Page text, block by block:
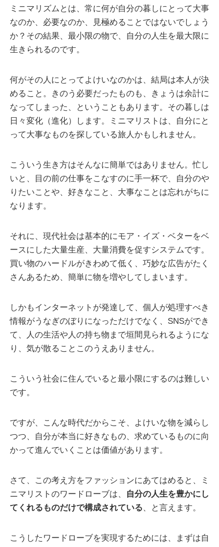
ミニマリズムとは、常に何が自分の暮しにとって大事
なのか、必要なのか、見極めることではないでしょう
か？その結果、最小限の物で、自分の人生を最大限に
生きられるのです。
何がその人にとってよけいなのかは、結局は本人が決
めること。きのう必要だったものも、きょうは余計に
なってしまった、ということもあります。その暮しは
日々変化（進化）します。ミニマリストは、自分にと
って大事なものを探している旅人かもしれません。
こういう生き方はそんなに簡単ではありません。忙し
いと、目の前の仕事をこなすのに手一杯で、自分のや
りたいことや、好きなこと、大事なことは忘れがちに
なります。
それに、現代社会は基本的にモア・イズ・ベターをベ
ースにした大量生産、大量消費を促すシステムです。
買い物のハードルがきわめて低く、巧妙な広告がたく
さんあるため、簡単に物を増やしてしまいます。
しかもインターネットが発達して、個人が処理すべき
情報がうなぎのぼりになっただけでなく、SNSができ
て、人の生活や人の持ち物まで垣間見られるようにな
り、気が散ることこのうえありません。
こういう社会に住んでいると最小限にするのは難しい
です。
ですが、こんな時代だからこそ、よけいな物を減らし
つつ、自分が本当に好きなもの、求めているものに向
かって進んでいくことは価値があります。
さて、この考え方をファッションにあてはめると、ミ
ニマリストのワードローブは、
自分の人生を豊かにし
てくれるものだけで構成されている、と言えます。
こうしたワードローブを実現するためには、まずは自